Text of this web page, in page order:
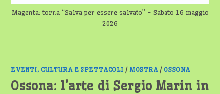
Magenta: torna “Salva per essere salvato” - Sabato 16 maggio
2026
EVENTI, CULTURA E SPETTACOLI /MOSTRA/OSSONA
Ossona: l’arte di Sergio Marin in